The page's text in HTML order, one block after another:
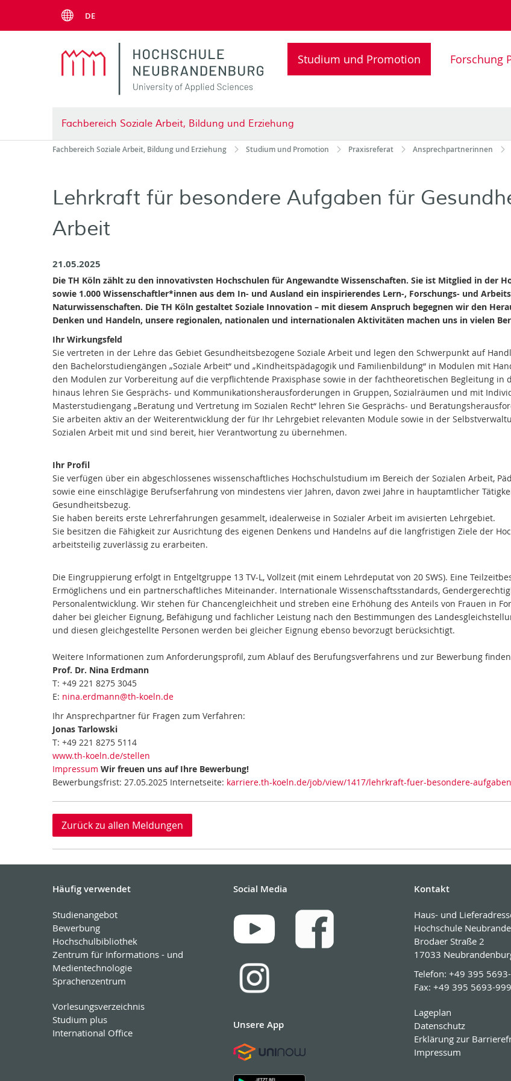
DE
Studium und Promotion Forschung
Fachbereich Soziale Arbeit, Bildung und Erziehung
Fachbereich Soziale Arbeit, Bildung und Erziehung Studium und Promotion Praxisreferat Ansprechpartnerinnen
Lehrkraft für besondere Aufgaben für
Arbeit
21.05.2025
Die TH Köln zählt zu den innovativsten Hochschulen für Angewandte Wissenschaften. Sie ist Mitglied in der
sowie 1.000 Wissenschaftler*innen aus dem In- und Ausland ein inspirierendes Lern-, Forschungs- und
Naturwissenschaften. Die TH Köln gestaltet Soziale Innovation – mit diesem Anspruch begegnen wir den
Denken und Handeln, unsere regionalen, nationalen und internationalen Aktivitäten machen uns in vielen
Ihr Wirkungsfeld
Sie vertreten in der Lehre das Gebiet Gesundheitsbezogene Soziale Arbeit und legen den Schwerpunkt auf
den Bachelorstudiengängen „Soziale Arbeit“ und „Kindheitspädagogik und Familienbildung“ in Modulen mit
den Modulen zur Vorbereitung auf die verpflichtende Praxisphase sowie in der fachtheoretischen Begleitung in
hinaus lehren Sie Gesprächs- und Kommunikationsherausforderungen in Gruppen, Sozialräumen und mit
Masterstudiengang „Beratung und Vertretung im Sozialen Recht“ lehren Sie Gesprächs- und
Sie arbeiten aktiv an der Weiterentwicklung der für Ihr Lehrgebiet relevanten Module sowie in der
Sozialen Arbeit mit und sind bereit, hier Verantwortung zu übernehmen.
Ihr Profil
Sie verfügen über ein abgeschlossenes wissenschaftliches Hochschulstudium im Bereich der Sozialen Arbeit,
sowie eine einschlägige Berufserfahrung von mindestens vier Jahren, davon zwei Jahre in hauptamtlicher
Gesundheitsbezug.
Sie haben bereits erste Lehrerfahrungen gesammelt, idealerweise in Sozialer Arbeit im avisierten Lehrgebiet.
Sie besitzen die Fähigkeit zur Ausrichtung des eigenen Denkens und Handelns auf die langfristigen Ziele der
arbeitsteilig zuverlässig zu erarbeiten.
Die Eingruppierung erfolgt in Entgeltgruppe 13 TV-L, Vollzeit (mit einem Lehrdeputat von 20 SWS). Eine
Ermöglichens und ein partnerschaftliches Miteinander. Internationale Wissenschaftsstandards,
Personalentwicklung. Wir stehen für Chancengleichheit und streben eine Erhöhung des Anteils von Frauen in
daher bei gleicher Eignung, Befähigung und fachlicher Leistung nach den Bestimmungen des
und diesen gleichgestellte Personen werden bei gleicher Eignung ebenso bevorzugt berücksichtigt.
Weitere Informationen zum Anforderungsprofil, zum Ablauf des Berufungsverfahrens und zur Bewerbung
Prof. Dr. Nina Erdmann
T: +49 221 8275 3045
E: nina.erdmann@th-koeln.de
Ihr Ansprechpartner für Fragen zum Verfahren:
Jonas Tarlowski
T: +49 221 8275 5114
www.th-koeln.de/stellen
Impressum Wir freuen uns auf Ihre Bewerbung!
Bewerbungsfrist: 27.05.2025 Internetseite: karriere.th-koeln.de/job/view/1417/lehrkraft-fuer-besondere-
Zurück zu allen Meldungen
Häufig verwendet
Studienangebot
Bewerbung
Hochschulbibliothek
Zentrum für Informations - und
Medientechnologie
Sprachenzentrum
Vorlesungsverzeichnis
Studium plus
International Office
Social Media
Unsere App
Kontakt
Haus- und
Hochschule
Brodaer Straße 2
17033
Telefon: +49 395
Fax: +49 395 5693-
Lageplan
Datenschutz
Erklärung zur
Impressum